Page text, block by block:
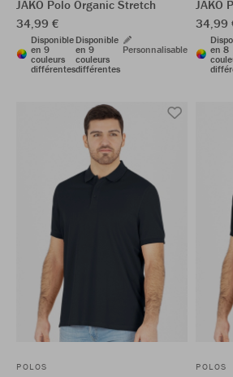
JAKO Polo Organic Stretch
34,99 €
Disponible
en 9
couleurs
différentes
Disponible
en 9
couleurs
différentes
Personnalisable
JAKO
34,99
en 8
POLOS POLOS